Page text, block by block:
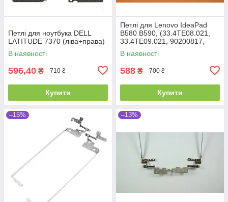
Петлі для ноутбука DELL
LATITUDE 7370 (ліва+права)
В наявності
596,40 ₴ 710 ₴
Купити
Петлі для Lenovo IdeaPad
B580 B590, (33.4TE08.021,
33.4TE09.021, 90200817,
пара, ліва+права)
В наявності
588 ₴ 700 ₴
Купити
–15% –13%